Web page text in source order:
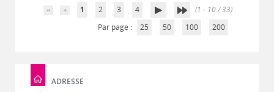
1 2 3 4
(1 - 10 / 33)
Par page :
25 50 100 200
ADRESSE